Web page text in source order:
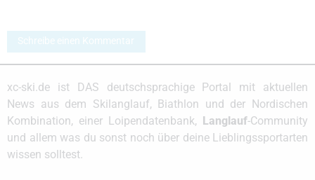
Schreibe einen Kommentar
xc-ski.de ist DAS deutschsprachige Portal mit aktuellen
News aus dem Skilanglauf, Biathlon und der Nordischen
Kombination, einer Loipendatenbank, Langlauf-Community
und allem was du sonst noch über deine Lieblingssportarten
wissen solltest.